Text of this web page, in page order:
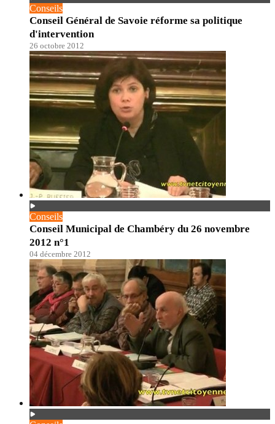
Conseils
Conseil Général de Savoie réforme sa politique
d'intervention
26 octobre 2012
Conseils
Conseil Municipal de Chambéry du 26 novembre
2012 n°1
04 décembre 2012